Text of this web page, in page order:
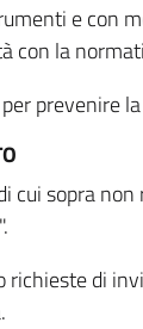
e con
con la
prevenire
sopra
di